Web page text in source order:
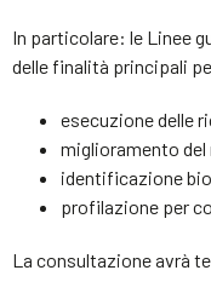
In particolare: le Linee
delle finalità principali
esecuzione delle
miglioramento del
identificazione
profilazione per
La consultazione avrà